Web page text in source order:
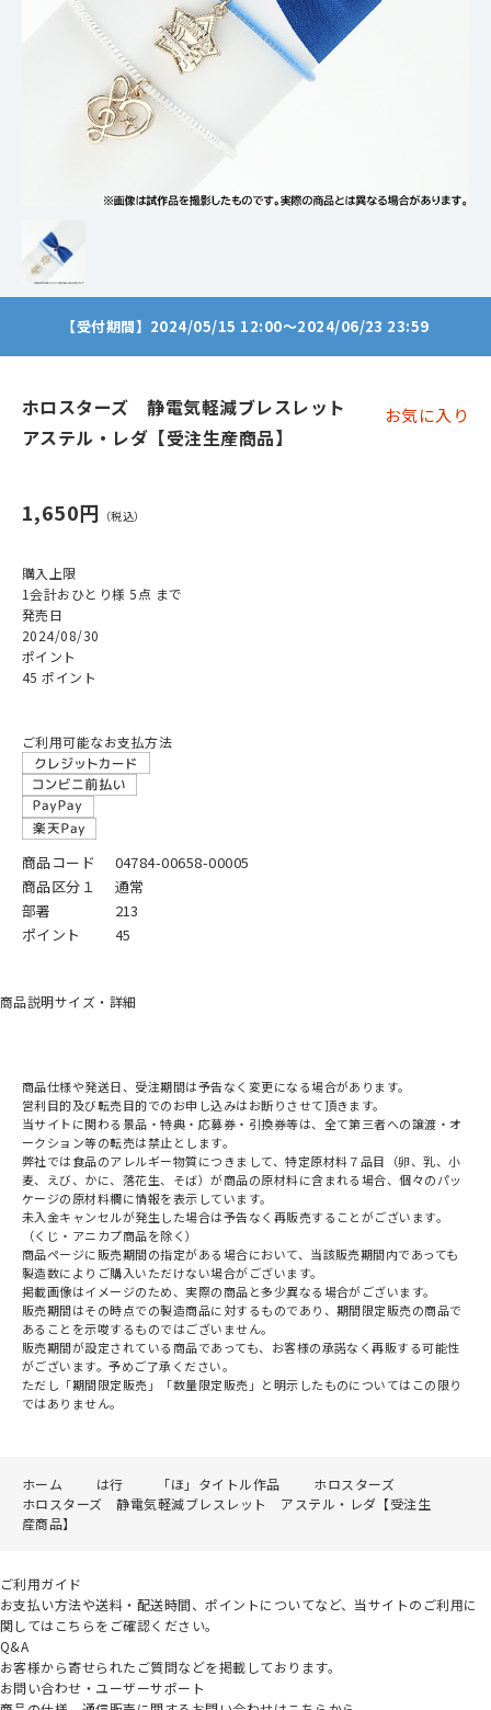
【受付期間】2024/05/15 12:00～2024/06/23 23:59
ホロスターズ 静電気軽減ブレスレット
アステル・レダ【受注生産商品】
お気に入り
1,650円
購入上限
1会計おひとり様 5点 まで
発売日
2024/08/30
ポイント
45 ポイント
ご利用可能なお支払方法
商品コード
04784-00658-00005
商品区分１
通常
部署
213
ポイント
45
商品説明サイズ・詳細
商品仕様や発送日、受注期間は予告なく変更になる場合があります。
営利目的及び転売目的でのお申し込みはお断りさせて頂きます。
当サイトに関わる景品・特典・応募券・引換券等は、全て第三者への譲渡・オ
ークション等の転売は禁止とします。
弊社では食品のアレルギー物質につきまして、特定原材料７品目（卵、乳、小
麦、えび、かに、落花生、そば）が商品の原材料に含まれる場合、個々のパッ
ケージの原材料欄に情報を表示しています。
未入金キャンセルが発生した場合は予告なく再販売することがございます。
（くじ・アニカプ商品を除く）
商品ページに販売期間の指定がある場合において、当該販売期間内であっても
製造数によりご購入いただけない場合がございます。
掲載画像はイメージのため、実際の商品と多少異なる場合がございます。
販売期間はその時点での製造商品に対するものであり、期間限定販売の商品で
あることを示唆するものではございません。
販売期間が設定されている商品であっても、お客様の承諾なく再販する可能性
がございます。予めご了承ください。
ただし「期間限定販売」「数量限定販売」と明示したものについてはこの限り
ではありません。
ホーム は行 「ほ」タイトル作品
ホロスターズ
ホロスターズ 静電気軽減ブレスレット アステル・レダ【受注生
産商品】
ご利用ガイド
お支払い方法や送料・配送時間、ポイントについてなど、当サイトのご利用に
関してはこちらをご確認ください。
Q&A
お客様から寄せられたご質問などを掲載しております。
お問い合わせ・ユーザーサポート